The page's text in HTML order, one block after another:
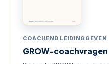
COACHEND LEIDINGGEVEN
GROW-coachvragen